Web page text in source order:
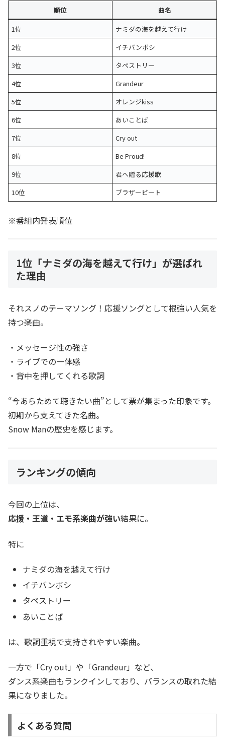
順位
曲名
1位
ナミダの海を越えて行け
2位
イチバンボシ
3位
タペストリー
4位
Grandeur
5位
オレンジkiss
6位
あいことば
7位
Cry out
8位
Be Proud!
9位
君へ贈る応援歌
10位
ブラザービート
※番組内発表順位
1位「ナミダの海を越えて行け」が選ばれ
た理由
それスノのテーマソング！応援ソングとして根強い人気を
持つ楽曲。
・メッセージ性の強さ
・ライブでの一体感
・背中を押してくれる歌詞
“今あらためて聴きたい曲”として票が集まった印象です。
初期から支えてきた名曲。
Snow Manの歴史を感じます。
ランキングの傾向
今回の上位は、
応援・王道・エモ系楽曲が強い結果に。
特に
ナミダの海を越えて行け
イチバンボシ
タペストリー
あいことば
は、歌詞重視で支持されやすい楽曲。
一方で「Cry out」や「Grandeur」など、
ダンス系楽曲もランクインしており、バランスの取れた結
果になりました。
よくある質問